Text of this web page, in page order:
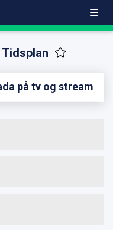
på tv og stream